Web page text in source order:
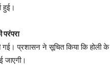
हुई।
परंपरा
प्रशासन ने सूचित किया कि होली के
जाएगी।